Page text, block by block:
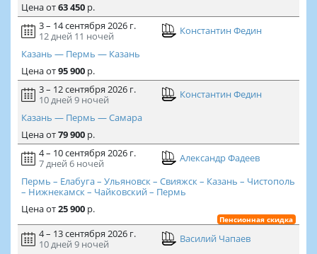
Ценаот63 450р.
3 – 14 сентября 2026 г.
12 дней 11 ночей
Константин Федин
Казань — Пермь — Казань
Ценаот95 900р.
3 – 12 сентября 2026 г.
10 дней 9 ночей
Константин Федин
Казань — Пермь — Самара
Ценаот79 900р.
4 – 10 сентября 2026 г.
7 дней 6 ночей
Александр Фадеев
Пермь – Елабуга – Ульяновск – Свияжск – Казань – Чистополь
– Нижнекамск – Чайковский – Пермь
Ценаот25 900р.
Пенсионная скидка
4 – 13 сентября 2026 г.
10 дней 9 ночей
Василий Чапаев